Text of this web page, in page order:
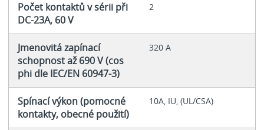
Počet kontaktů v sérii při
DC-23A, 60 V
2
Jmenovitá zapínací
schopnost až 690 V (cos
phi dle IEC/EN 60947-3)
320 A
Spínací výkon (pomocné
kontakty, obecné použití)
10A, IU, (UL/CSA)